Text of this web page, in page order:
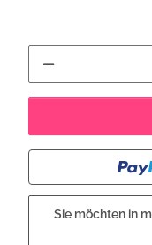
Sie möchten in